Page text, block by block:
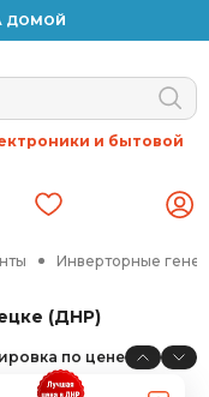
ДОМОЙ
и бытовой
Инверторные
(ДНР)
по цене